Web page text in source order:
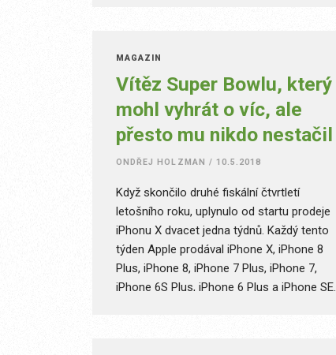
MAGAZÍN
Vítěz Super Bowlu, který
mohl vyhrát o víc, ale
přesto mu nikdo nestačil
ONDŘEJ HOLZMAN / 10.5.2018
Když skončilo druhé fiskální čtvrtletí
letošního roku, uplynulo od startu prodeje
iPhonu X dvacet jedna týdnů. Každý tento
týden Apple prodával iPhone X, iPhone 8
Plus, iPhone 8, iPhone 7 Plus, iPhone 7,
iPhone 6S Plus, iPhone 6 Plus a iPhone SE.